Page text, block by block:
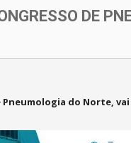
DE
Pneumologia do Norte,